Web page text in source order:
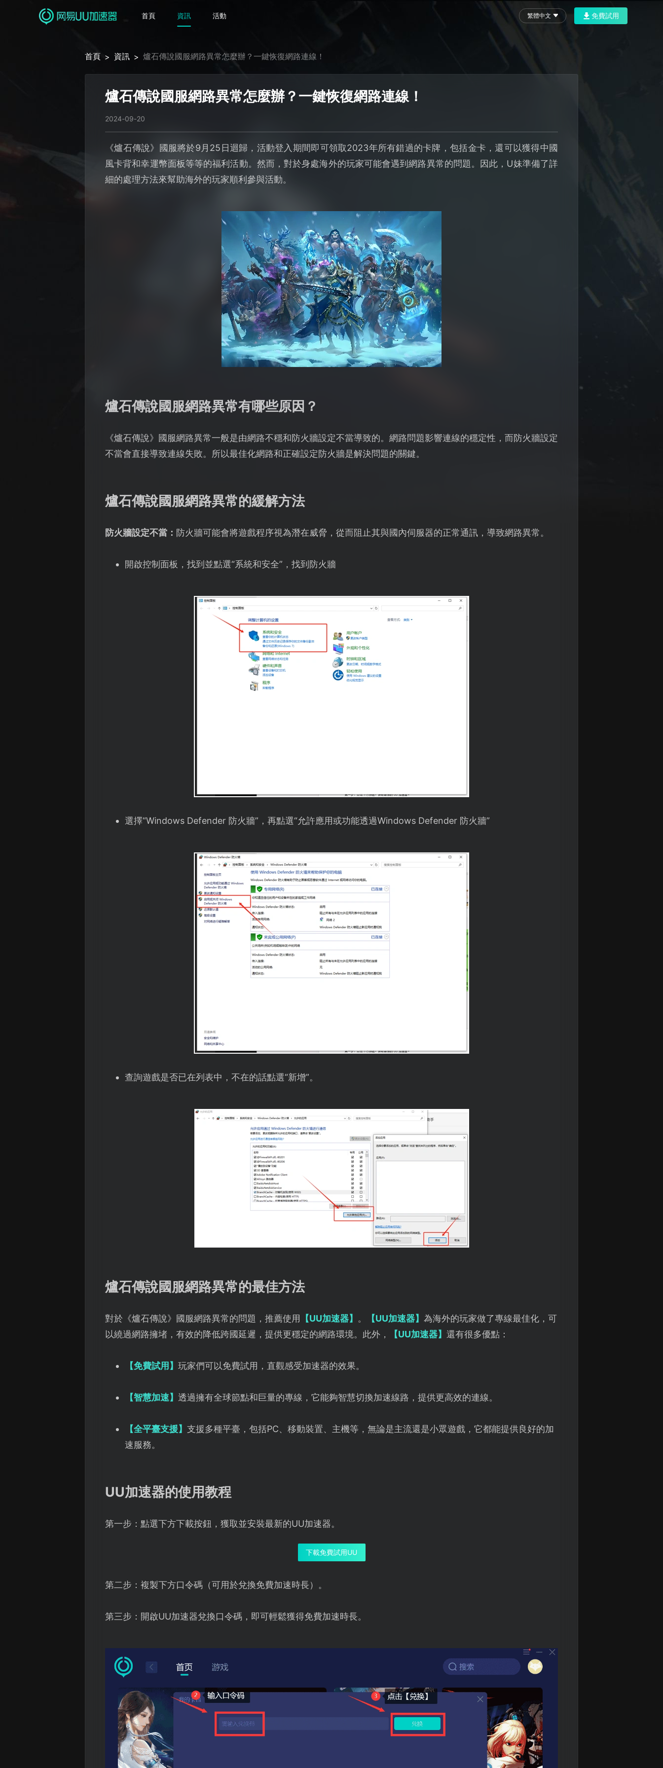
首頁 資訊 活動 繁體中文 免費試用
首頁 > 資訊 > 爐石傳說國服網路異常怎麼辦？一鍵恢復網路連線！
爐石傳說國服網路異常怎麼辦？一鍵恢復網路連線！
2024-09-20
《爐石傳說》國服將於9月25日迴歸，活動登入期間即可領取2023年所有錯過的卡牌，包括金卡，還可以獲得中國
風卡背和幸運幣面板等等的福利活動。然而，對於身處海外的玩家可能會遇到網路異常的問題。因此，U妹準備了詳
細的處理方法來幫助海外的玩家順利參與活動。
爐石傳說國服網路異常有哪些原因？
《爐石傳說》國服網路異常一般是由網路不穩和防火牆設定不當導致的。網路問題影響連線的穩定性，而防火牆設定
不當會直接導致連線失敗。所以最佳化網路和正確設定防火牆是解決問題的關鍵。
爐石傳說國服網路異常的緩解方法
防火牆設定不當： 防火牆可能會將遊戲程序視為潛在威脅，從而阻止其與國內伺服器的正常通訊，導致網路異常。
開啟控制面板，找到並點選“系統和安全”，找到防火牆
選擇“Windows Defender 防火牆”，再點選“允許應用或功能透過Windows Defender 防火牆”
查詢遊戲是否已在列表中，不在的話點選“新增”。
爐石傳說國服網路異常的最佳方法
對於《爐石傳說》國服網路異常的問題，推薦使用 【UU加速器】 。 【UU加速器】 為海外的玩家做了專線最佳化，可
以繞過網路擁堵，有效的降低跨國延遲，提供更穩定的網路環境。此外，
【UU加速器】 還有很多優點：
【免費試用】 玩家們可以免費試用，直觀感受加速器的效果。
【智慧加速】 透過擁有全球節點和巨量的專線，它能夠智慧切換加速線路，提供更高效的連線。
【全平臺支援】 支援多種平臺，包括PC、移動裝置、主機等，無論是主流還是小眾遊戲，它都能提供良好的加
速服務。
UU加速器的使用教程
第一步：點選下方下載按鈕，獲取並安裝最新的UU加速器。
下載免費試用UU
第二步：複製下方口令碼（可用於兌換免費加速時長）。
第三步：開啟UU加速器兌換口令碼，即可輕鬆獲得免費加速時長。